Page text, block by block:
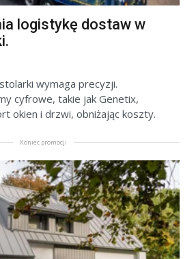
logistykę dostaw w
wymaga precyzji.
cyfrowe, takie jak Genetix,
okien i drzwi, obniżając koszty.
Koniec promocji